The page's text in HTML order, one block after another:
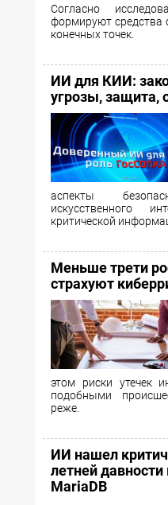
Согласно
формируют средства
конечных точек.
ИИ для КИИ:
угрозы, защита,
аспекты
искусственного
критической
Меньше трети
страхуют
этом риски утечек
подобными
реже.
ИИ нашел
летней давности
MariaDB